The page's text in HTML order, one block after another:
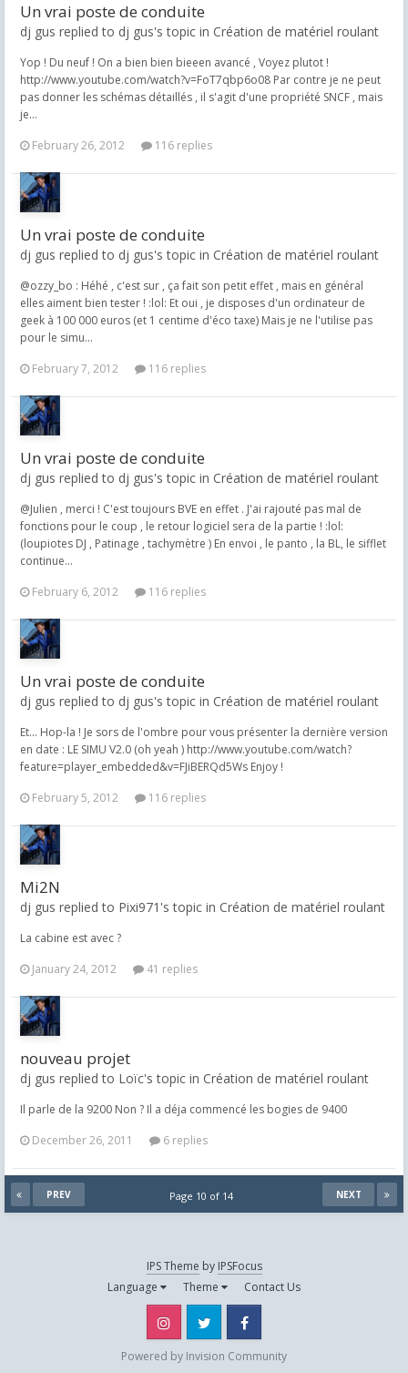
Un vrai poste de conduite
dj gus replied to dj gus's topic in Création de matériel roulant
Yop ! Du neuf ! On a bien bien bieeen avancé , Voyez plutot !
http://www.youtube.com/watch?v=FoT7qbp6o08 Par contre je ne peut
pas donner les schémas détaillés , il s'agit d'une propriété SNCF , mais
je...
February 26, 2012
116 replies
Un vrai poste de conduite
dj gus replied to dj gus's topic in Création de matériel roulant
@ozzy_bo : Héhé , c'est sur , ça fait son petit effet , mais en général
elles aiment bien tester ! :lol: Et oui , je disposes d'un ordinateur de
geek à 100 000 euros (et 1 centime d'éco taxe) Mais je ne l'utilise pas
pour le simu...
February 7, 2012
116 replies
Un vrai poste de conduite
dj gus replied to dj gus's topic in Création de matériel roulant
@Julien , merci ! C'est toujours BVE en effet . J'ai rajouté pas mal de
fonctions pour le coup , le retour logiciel sera de la partie ! :lol:
(loupiotes DJ , Patinage , tachymètre ) En envoi , le panto , la BL, le sifflet
continue...
February 6, 2012
116 replies
Un vrai poste de conduite
dj gus replied to dj gus's topic in Création de matériel roulant
Et... Hop-la ! Je sors de l'ombre pour vous présenter la dernière version
en date : LE SIMU V2.0 (oh yeah ) http://www.youtube.com/watch?
feature=player_embedded&v=FJiBERQd5Ws Enjoy !
February 5, 2012
116 replies
Mi2N
dj gus replied to Pixi971's topic in Création de matériel roulant
La cabine est avec ?
January 24, 2012
41 replies
nouveau projet
dj gus replied to Loïc's topic in Création de matériel roulant
Il parle de la 9200 Non ? Il a déja commencé les bogies de 9400
December 26, 2011
6 replies
PREV NEXT
Page 10 of 14
IPS Theme by IPSFocus
Language
Theme Contact Us
Instagram Twitter
Powered by Invision Community